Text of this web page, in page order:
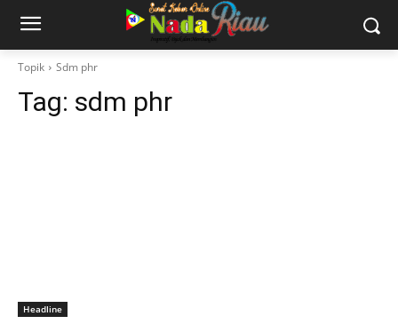
Topik Sdm phr
Tag: sdm phr
Headline